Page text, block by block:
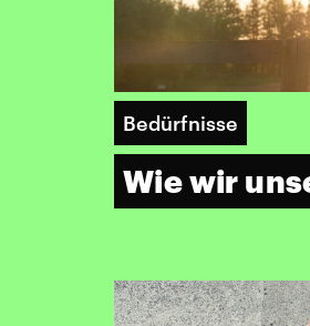
Bedürfnisse
Wie wir